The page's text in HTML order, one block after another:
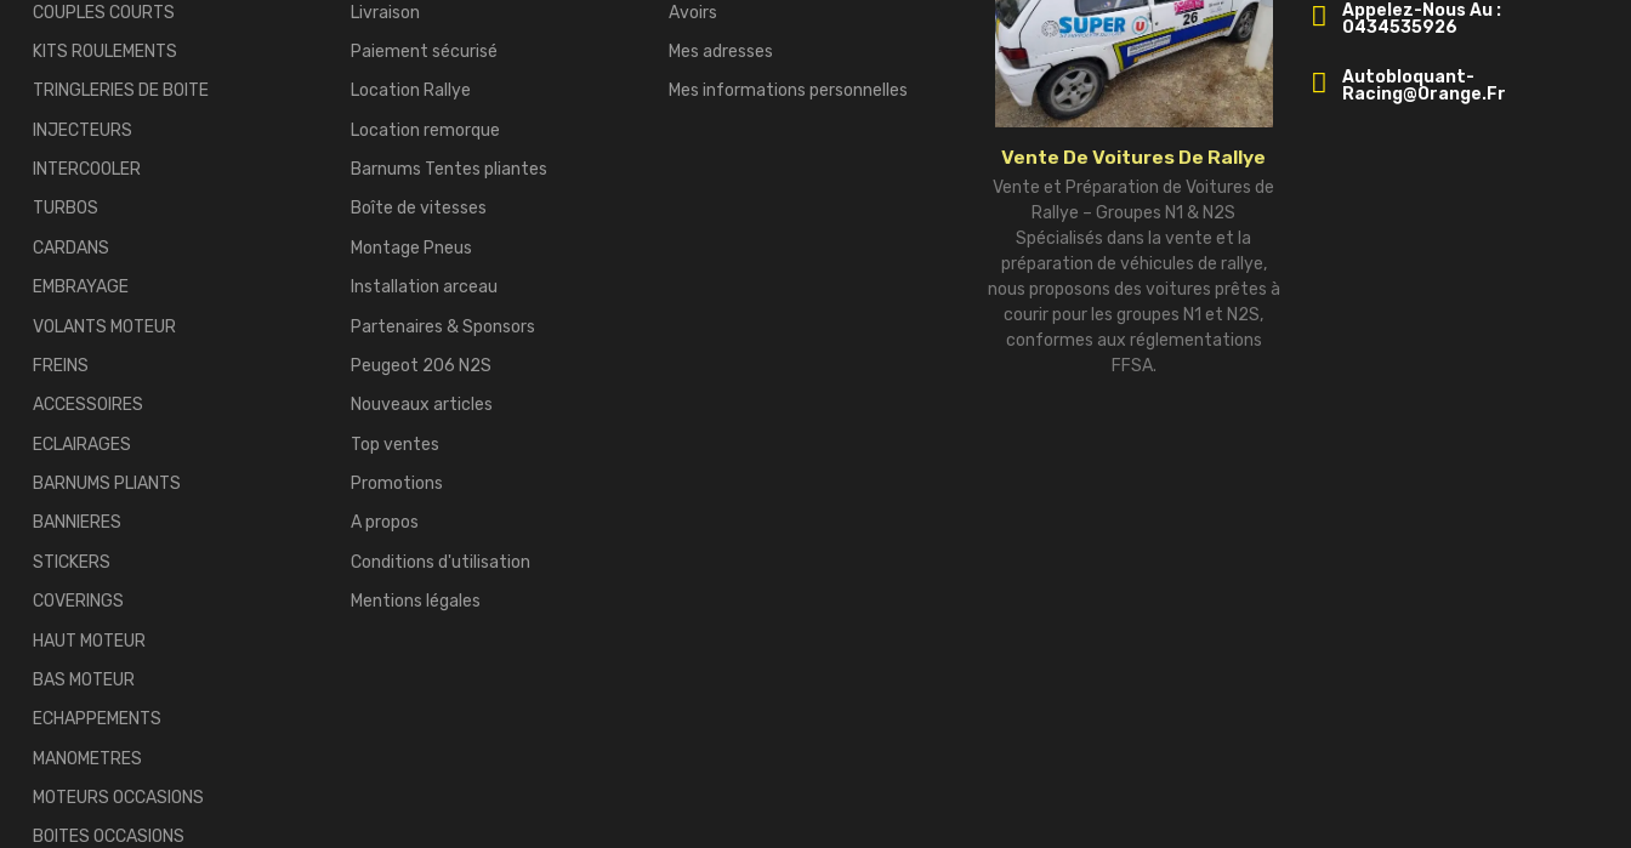
COUPLES COURTS
KITS ROULEMENTS
TRINGLERIES DE BOITE
INJECTEURS
INTERCOOLER
TURBOS
CARDANS
EMBRAYAGE
VOLANTS MOTEUR
FREINS
ACCESSOIRES
ECLAIRAGES
BARNUMS PLIANTS
BANNIERES
STICKERS
COVERINGS
HAUT MOTEUR
BAS MOTEUR
ECHAPPEMENTS
MANOMETRES
MOTEURS OCCASIONS
BOITES OCCASIONS
Livraison
Paiement sécurisé
Location Rallye
Location remorque
Barnums Tentes pliantes
Boîte de vitesses
Montage Pneus
Installation arceau
Partenaires & Sponsors
Peugeot 206 N2S
Nouveaux articles
Top ventes
Promotions
A propos
Conditions d'utilisation
Mentions légales
Avoirs
Mes adresses
Mes informations personnelles
Vente De Voitures De Rallye
Vente et Préparation de Voitures de
Rallye – Groupes N1 & N2S
Spécialisés dans la vente et la
préparation de véhicules de rallye,
nous proposons des voitures prêtes à
courir pour les groupes N1 et N2S,
conformes aux réglementations
FFSA.
Appelez-Nous Au :
0434535926
Autobloquant-
Racing@orange.fr